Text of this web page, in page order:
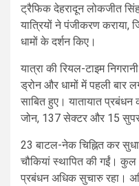
ट्रैफिक देहरादून लोकजीत
यात्रियों ने पंजीकरण कराया,
धामों के दर्शन किए।
यात्रा की रियल-टाइम
ड्रोन और धामों में पहली बार
साबित हुए। यातायात प्रबंधन
जोन, 137 सेक्टर और 15 सुपर
23 बाटल-नेक चिह्नित कर
चौकियां स्थापित की गईं। कुल
प्रबंधन अधिक सुचारु रहा।